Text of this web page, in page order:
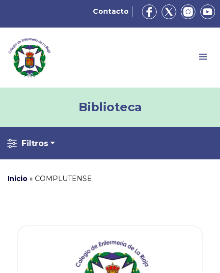
Contacto
Biblioteca
Filtros
Inicio » COMPLUTENSE